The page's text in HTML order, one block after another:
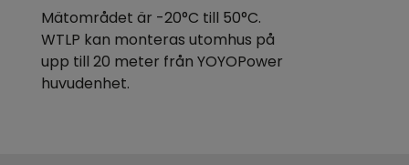
Mätområdet är -20°C till 50°C.
WTLP kan monteras utomhus på
upp till 20 meter från YOYOPower
huvudenhet.